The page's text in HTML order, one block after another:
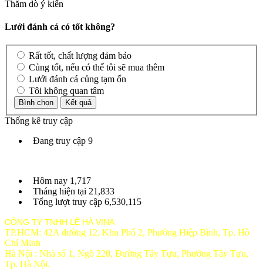
Thăm dò ý kiến
Lưới đánh cá có tốt không?
Rất tốt, chất lượng đảm bảo
Củng tốt, nếu có thể tôi sẽ mua thêm
Lưới đánh cá củng tạm ổn
Tôi không quan tâm
Thống kê truy cập
Đang truy cập 9
Hôm nay 1,717
Tháng hiện tại 21,833
Tổng lượt truy cập 6,530,115
CÔNG TY TNHH LÊ HÀ VINA
TP.HCM: 42A đường 12, Khu Phố 2, Phường Hiệp Bình, Tp. Hồ
Chí Minh
Hà Nội : Nhà số 1, Ngõ 220, Đường Tây Tựu, Phường Tây Tựu,
Tp. Hà Nội.